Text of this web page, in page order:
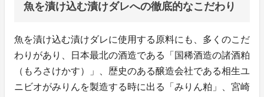
魚を漬け込む漬けダレへの徹底的なこだわり
魚を漬け込む漬けダレに使用する原料にも、多くのこだ
わりがあり、日本最北の酒造である「国稀酒造の諸酒粕
（もろさけかす）」、歴史のある醸造会社である相生ユ
ニビオがみりんを製造する時に出る「みりん粕」、宮崎